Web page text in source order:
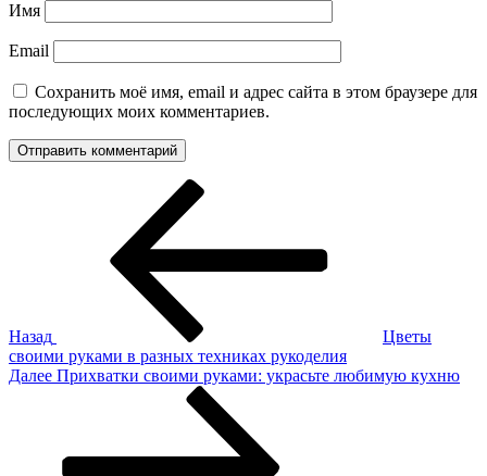
Имя
Email
Сохранить моё имя, email и адрес сайта в этом браузере для
последующих моих комментариев.
Назад
Цветы
своими руками в разных техниках рукоделия
Следующая
Далее Прихватки своими руками: украсьте любимую кухню